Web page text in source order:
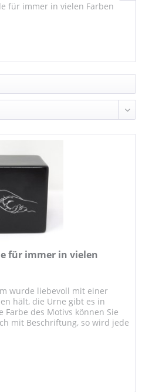
für immer in vielen Farben
für immer in vielen
wurde liebevoll mit einer
hält, die Urne gibt es in
Farbe des Motivs können Sie
mit Beschriftung, so wird jede